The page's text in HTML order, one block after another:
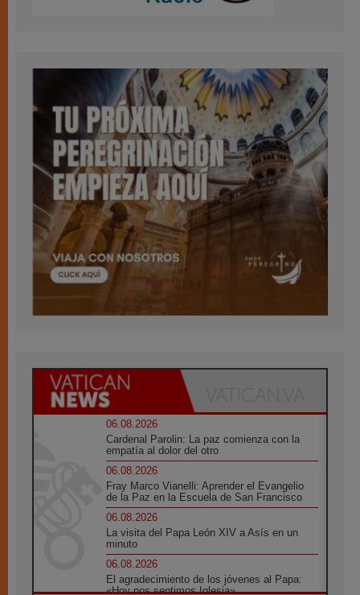
06.08.2026
Cardenal Parolin: La paz comienza con la
empatía al dolor del otro
06.08.2026
Fray Marco Vianelli: Aprender el Evangelio
de la Paz en la Escuela de San Francisco
06.08.2026
La visita del Papa León XIV a Asís en un
minuto
06.08.2026
El agradecimiento de los jóvenes al Papa:
«Hoy nos sentimos Iglesia»